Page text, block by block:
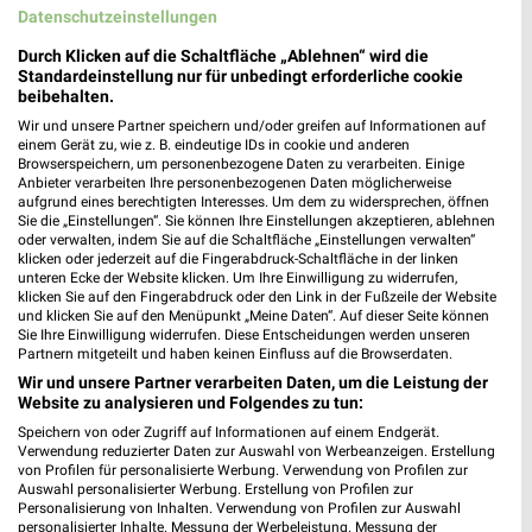
MEHR PROSPEKTE
weekli - Prospekte & Angebote App
Alle Kik Angebote immer griffbereit – mit der kostenlosen
weekli App für iOS & Android.
Datenschutzeinstellungen
Durch Klicken auf die Schaltfläche „Ablehnen“ wird die
Standardeinstellung nur für unbedingt erforderliche cookie
beibehalten.
Wir und unsere Partner speichern und/oder greifen auf Informationen auf
einem Gerät zu, wie z. B. eindeutige IDs in cookie und anderen
Browserspeichern, um personenbezogene Daten zu verarbeiten. Einige
Anbieter verarbeiten Ihre personenbezogenen Daten möglicherweise
aufgrund eines berechtigten Interesses. Um dem zu widersprechen, öffnen
Sie die „Einstellungen“. Sie können Ihre Einstellungen akzeptieren, ablehnen
oder verwalten, indem Sie auf die Schaltfläche „Einstellungen verwalten“
klicken oder jederzeit auf die Fingerabdruck-Schaltfläche in der linken
unteren Ecke der Website klicken. Um Ihre Einwilligung zu widerrufen,
klicken Sie auf den Fingerabdruck oder den Link in der Fußzeile der Website
und klicken Sie auf den Menüpunkt „Meine Daten“. Auf dieser Seite können
Sie Ihre Einwilligung widerrufen. Diese Entscheidungen werden unseren
Partnern mitgeteilt und haben keinen Einfluss auf die Browserdaten.
Wir und unsere Partner verarbeiten Daten, um die Leistung der
Website zu analysieren und Folgendes zu tun:
Speichern von oder Zugriff auf Informationen auf einem Endgerät.
Verwendung reduzierter Daten zur Auswahl von Werbeanzeigen. Erstellung
von Profilen für personalisierte Werbung. Verwendung von Profilen zur
Auswahl personalisierter Werbung. Erstellung von Profilen zur
Personalisierung von Inhalten. Verwendung von Profilen zur Auswahl
personalisierter Inhalte. Messung der Werbeleistung. Messung der